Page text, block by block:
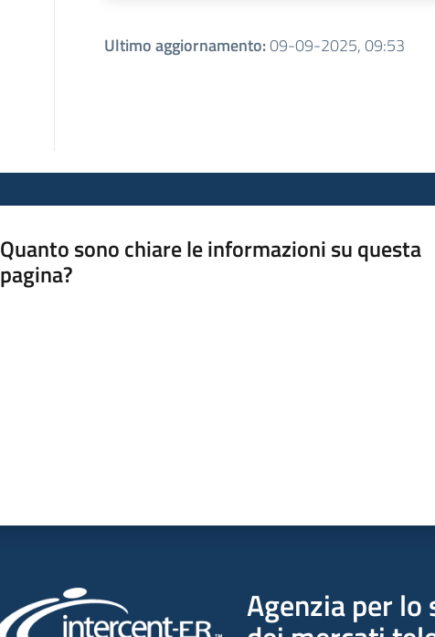
Ultimo aggiornamento:09-09-2025, 09:53
Quanto sono chiare le informazioni su questa
pagina?
Agenzia per